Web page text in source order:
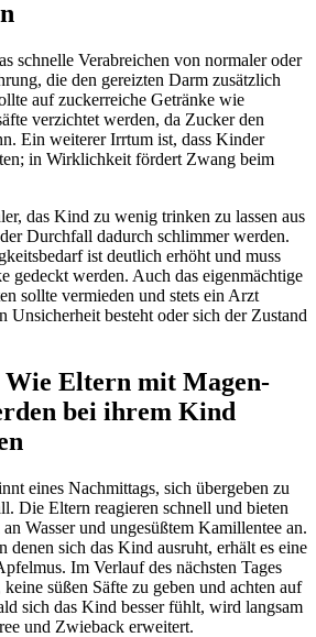
schnelle Verabreichen von normaler oder
die den gereizten Darm zusätzlich
auf zuckerreiche Getränke wie
verzichtet werden, da Zucker den
Ein weiterer Irrtum ist, dass Kinder
in Wirklichkeit fördert Zwang beim
das Kind zu wenig trinken zu lassen aus
Durchfall dadurch schlimmer werden.
ist deutlich erhöht und muss
gedeckt werden. Auch das eigenmächtige
sollte vermieden und stets ein Arzt
Unsicherheit besteht oder sich der Zustand
Eltern mit Magen-
bei ihrem Kind
eines Nachmittags, sich übergeben zu
Die Eltern reagieren schnell und bieten
Wasser und ungesüßtem Kamillentee an.
denen sich das Kind ausruht, erhält es eine
Im Verlauf des nächsten Tages
süßen Säfte zu geben und achten auf
sich das Kind besser fühlt, wird langsam
und Zwieback erweitert.